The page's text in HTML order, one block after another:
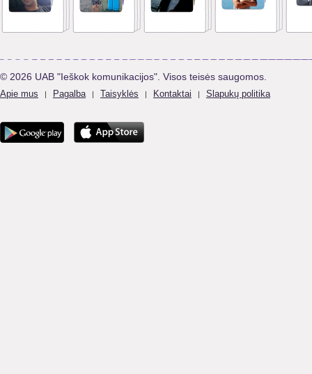
© 2026 UAB "Ieškok komunikacijos". Visos teisės saugomos.
Apie mus | Pagalba | Taisyklės | Kontaktai | Slapukų politika